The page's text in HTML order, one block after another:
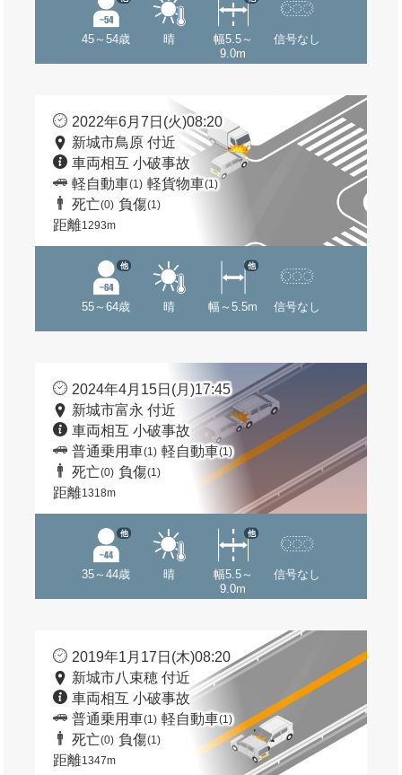
45～54歳 晴
幅5.5～
9.0m
信号なし
2022年6月7日(火)08:20
新城市鳥原 付近
車両相互 小破事故
軽自動車(1) 軽貨物車(1)
死亡(0) 負傷(1)
距離1293m
55～64歳
他
晴 幅～5.5m
他
信号なし
2024年4月15日(月)17:45
新城市富永 付近
車両相互 小破事故
普通乗用車(1) 軽自動車(1)
死亡(0) 負傷(1)
距離1318m
35～44歳
他
晴
幅5.5～
9.0m
他
信号なし
2019年1月17日(木)08:20
新城市八束穂 付近
車両相互 小破事故
普通乗用車(1) 軽自動車(1)
死亡(0) 負傷(1)
距離1347m